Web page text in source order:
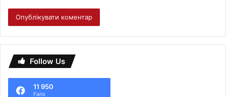
Follow Us
11 950
Fans